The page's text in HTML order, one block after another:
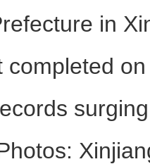
in
completed